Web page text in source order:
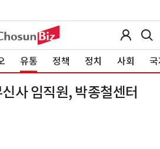
유통 정책 정치 사회
사 임직원, 박종철센터